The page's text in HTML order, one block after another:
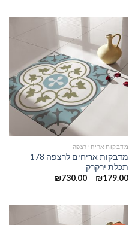
מדבקות אריחי רצפה
מדבקות אריחים לרצפה 178
תכלת ירקרק
₪179.00
–
₪730.00